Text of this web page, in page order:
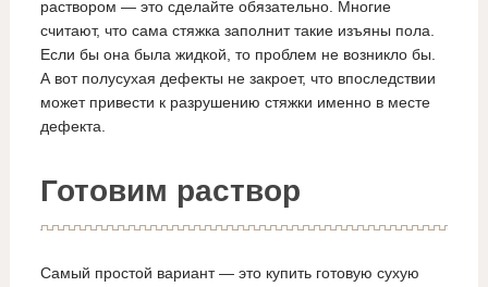
раствором — это сделайте обязательно. Многие
считают, что сама стяжка заполнит такие изъяны пола.
Если бы она была жидкой, то проблем не возникло бы.
А вот полусухая дефекты не закроет, что впоследствии
может привести к разрушению стяжки именно в месте
дефекта.
Готовим раствор
Самый простой вариант — это купить готовую сухую